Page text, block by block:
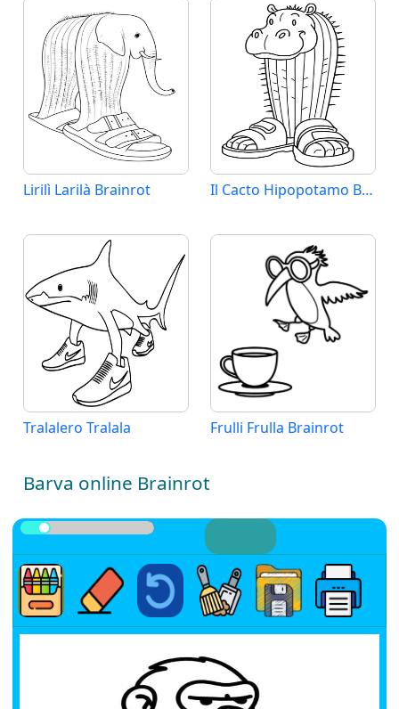
Lirilì Larilà Brainrot Il Cacto Hipopotamo Brainrot
Tralalero Tralala Frulli Frulla Brainrot
Barva online Brainrot